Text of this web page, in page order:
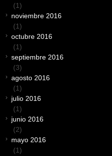
(1)
noviembre 2016
(1)
octubre 2016
(1)
septiembre 2016
(3)
agosto 2016
(1)
julio 2016
(1)
junio 2016
(2)
mayo 2016
(1)